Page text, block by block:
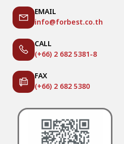
EMAIL
info@forbest.co.th
CALL
(+66) 2 682 5381-8
FAX
(+66) 2 682 5380